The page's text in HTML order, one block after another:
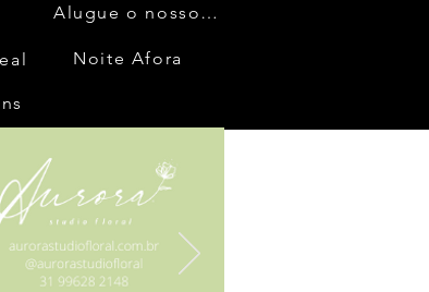
Alugue o nosso espaço
Noite Afora